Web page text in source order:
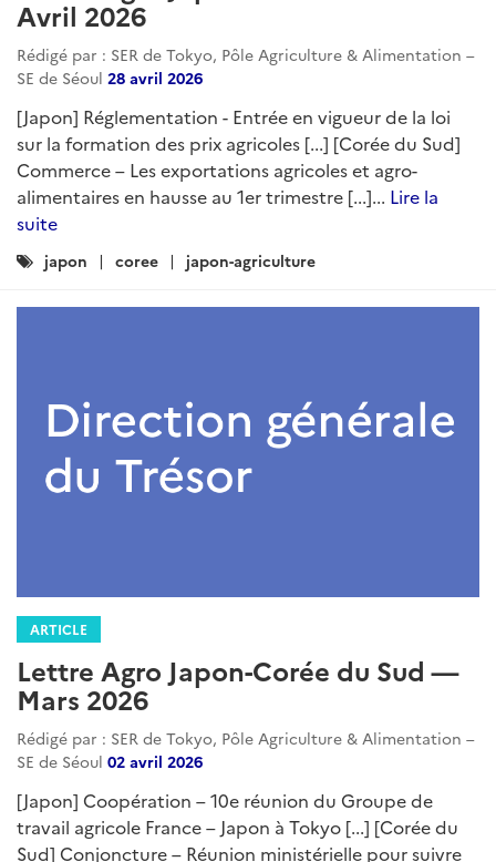
Avril 2026
Rédigé par : SER de Tokyo, Pôle Agriculture & Alimentation –
SE de Séoul 28 avril 2026
[Japon] Réglementation - Entrée en vigueur de la loi
sur la formation des prix agricoles [...] [Corée du Sud]
Commerce – Les exportations agricoles et agro-
alimentaires en hausse au 1er trimestre [...]... Lire la
suite
Catégories
japon coree japon-agriculture
ARTICLE
Lettre Agro Japon-Corée du Sud —
Mars 2026
Rédigé par : SER de Tokyo, Pôle Agriculture & Alimentation –
SE de Séoul 02 avril 2026
[Japon] Coopération – 10e réunion du Groupe de
travail agricole France – Japon à Tokyo [...] [Corée du
Sud] Conjoncture – Réunion ministérielle pour suivre